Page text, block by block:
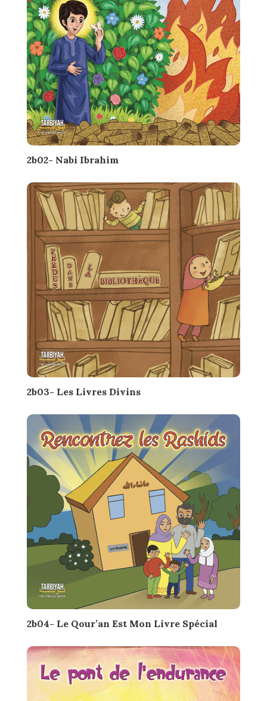
2b02- Nabi Ibrahim
2b03- Les Livres Divins
2b04- Le Qour’an Est Mon Livre Spécial